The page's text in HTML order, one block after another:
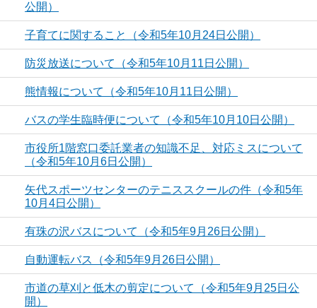
公開）
子育てに関すること（令和5年10月24日公開）
防災放送について（令和5年10月11日公開）
熊情報について（令和5年10月11日公開）
バスの学生臨時便について（令和5年10月10日公開）
市役所1階窓口委託業者の知識不足、対応ミスについて
（令和5年10月6日公開）
矢代スポーツセンターのテニススクールの件（令和5年
10月4日公開）
有珠の沢バスについて（令和5年9月26日公開）
自動運転バス（令和5年9月26日公開）
市道の草刈と低木の剪定について（令和5年9月25日公
開）